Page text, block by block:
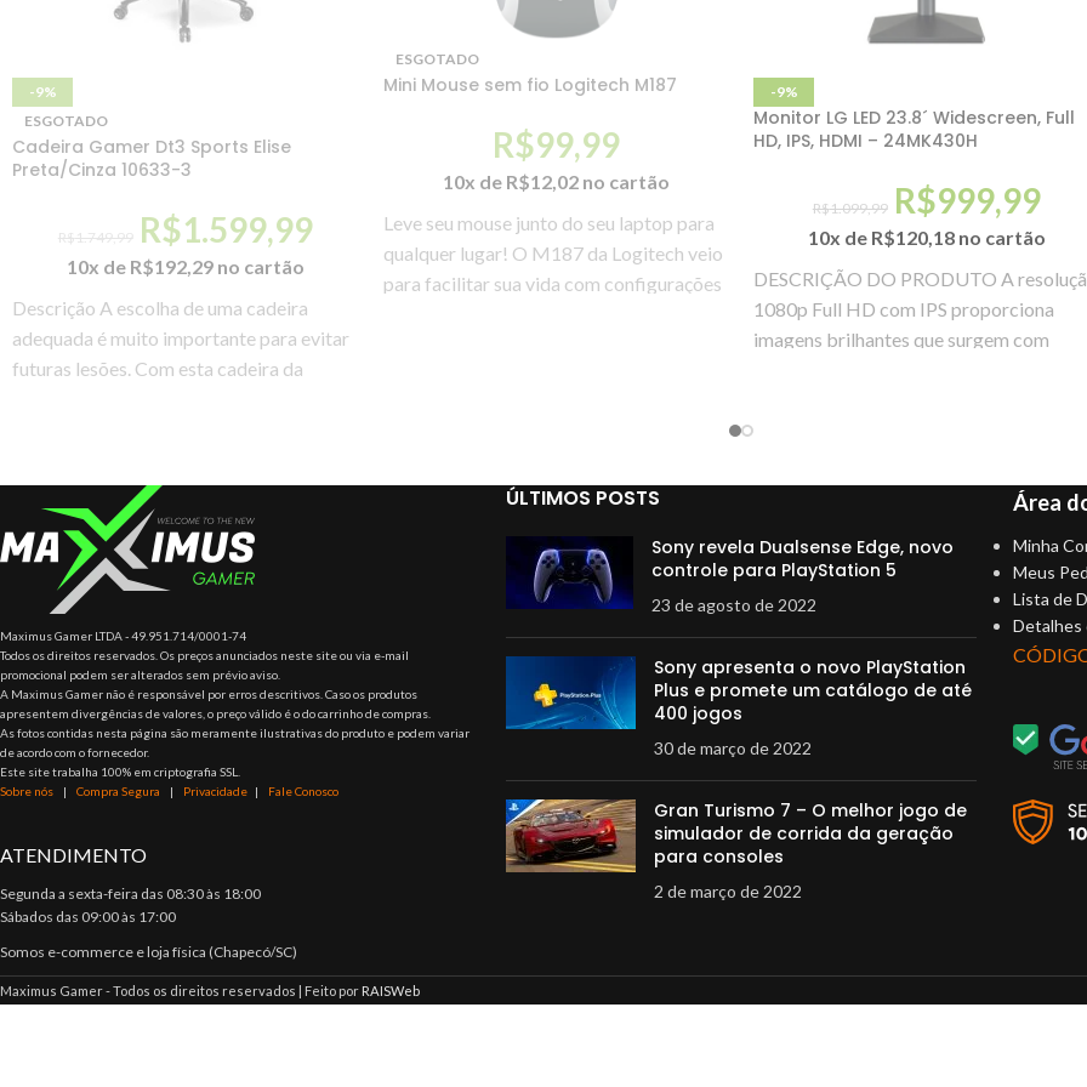
-9%
ESGOTADO
Cadeira Gamer Dt3 Sports Elise
Preta/Cinza 10633-3
R$1.749,99 R$1.599,99
10x de R$192,29 no cartão
Descrição A escolha de uma cadeira
adequada é muito importante para evitar
futuras lesões. Com esta cadeira da
ESGOTADO
Mini Mouse sem fio Logitech M187
R$99,99
10x de R$12,02 no cartão
Leve seu mouse junto do seu laptop para
qualquer lugar! O M187 da Logitech veio
para facilitar sua vida com configurações
-9%
Monitor LG LED 23.8´ Widescreen, Full
HD, IPS, HDMI – 24MK430H
R$1.099,99 R$999,99
10x de R$120,18 no cartão
DESCRIÇÃO DO PRODUTO A
1080p Full HD com IPS proporciona
imagens brilhantes que surgem com
Maximus Gamer LTDA - 49.951.714/0001-74
Todos os direitos reservados. Os preços anunciados neste site ou via e-mail
promocional podem ser alterados sem prévio aviso.
A Maximus Gamer não é responsável por erros descritivos. Caso os produtos
apresentem divergências de valores, o preço válido é o do carrinho de compras.
As fotos contidas nesta página são meramente ilustrativas do produto e podem variar
de acordo com o fornecedor.
Este site trabalha 100% em criptografia SSL.
Sobre nós | Compra Segura | Privacidade | Fale Conosco
ATENDIMENTO
Segunda a sexta-feira das 08:30 às 18:00
Sábados das 09:00 às 17:00
Somos e-commerce e loja física (Chapecó/SC)
ÚLTIMOS POSTS
Sony revela Dualsense Edge, novo
controle para PlayStation 5
23 de agosto de 2022
Sony apresenta o novo PlayStation
Plus e promete um catálogo de até
400 jogos
30 de março de 2022
Gran Turismo 7 – O melhor jogo de
simulador de corrida da geração
para consoles
2 de março de 2022
Área
Minha
Meus
Lista de
Detalhes
Maximus Gamer - Todos os direitos reservados | Feito por RAISWeb